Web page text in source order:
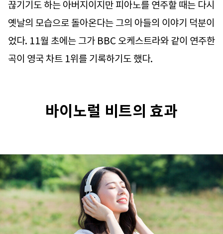
끊기기도 하는 아버지이지만 피아노를 연주할 때는 다시
옛날의 모습으로 돌아온다는 그의 아들의 이야기 덕분이
었다. 11월 초에는 그가 BBC 오케스트라와 같이 연주한
곡이 영국 차트 1위를 기록하기도 했다.
바이노럴 비트의 효과